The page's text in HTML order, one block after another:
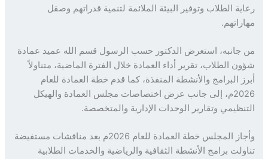
الطلاب وتوفير البيئة الملائمة لتنمية قدراتهم وصقل
استعرض الدكتور حسب الرسول قسم الله عميد عمادة
الطلاب، تقرير أداء العمادة خلال الفترة الماضية، متناولاً
البرامج والأنشطة المنفذة، كما قدم خطة العمادة للعام
2026م، إلى جانب عرض اختصاصات مجلس العمادة والهيكل
وتقارير الوحدات الإدارية والمتخصصة.
وأجاز المجلس خطة العمادة للعام 2026م بعد مناقشات مستفيضة
برامج الأنشطة الثقافية والرياضية والخدمات الطلابية